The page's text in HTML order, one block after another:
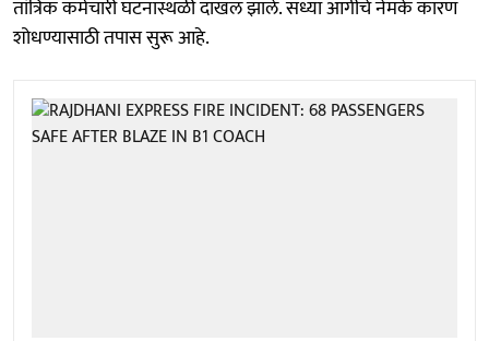
तांत्रिक कर्मचारी घटनास्थळी दाखल झाले. सध्या आगीचे नेमके कारण
शोधण्यासाठी तपास सुरू आहे.